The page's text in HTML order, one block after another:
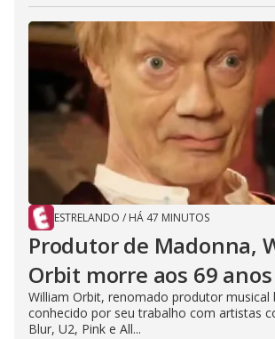
ESTRELANDO / HÁ 47 MINUTOS
Produtor de Madonna,
Orbit morre aos 69
William Orbit, renomado produtor musical
conhecido por seu trabalho com artistas
Blur, U2, Pink e All...